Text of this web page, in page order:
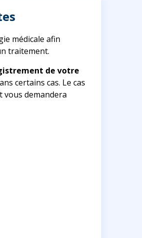
médicale afin
traitement.
de votre
certains cas. Le cas
vous demandera